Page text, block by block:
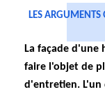
LES ARGUMENTS
La façade
faire l'objet de
d'entretien. L'un